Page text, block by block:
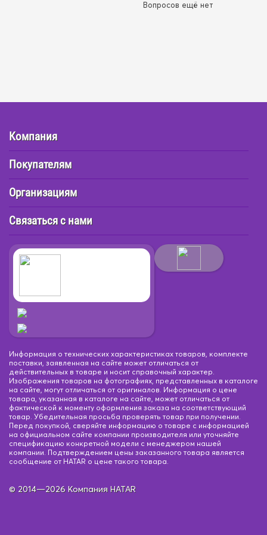
Вопросов ещё нет
Компания
Покупателям
Организациям
Связаться с нами
Информация о технических характеристиках товаров, комплекте
поставки, заявленная на сайте может отличаться от
действительных в товаре и носит справочный характер.
Изображения товаров на фотографиях, представленных в каталоге
на сайте, могут отличаться от оригиналов. Информация о цене
товара, указанная в каталоге на сайте, может отличаться от
фактической к моменту оформления заказа на соответствующий
товар. Убедительная просьба проверять товар при получении.
Перед покупкой, сверяйте информацию о товаре с информацией
на официальном сайте компании производителя или уточняйте
спецификацию конкретной модели с менеджером нашей
компании. Подтверждением цены заказанного товара является
сообщение от HATAR о цене такого товара.
© 2014—2026 Компания HATAR